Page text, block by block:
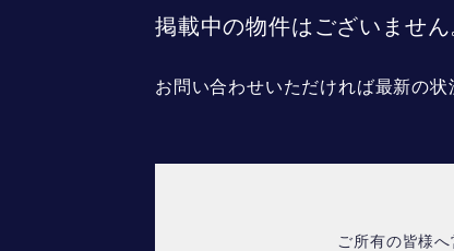
掲載中の物件はございません
お問い合わせいただければ最新の状
ご所有の皆様